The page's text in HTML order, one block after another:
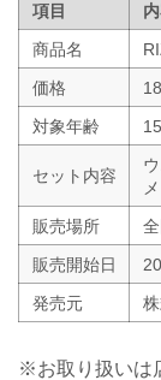
項目
商品名
価格
対象年齢
セット内容
販売場所
販売開始日
発売元
※お取り扱いは